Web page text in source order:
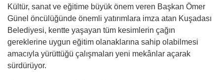
Kültür, sanat ve eğitime büyük önem veren Başkan Ömer
Günel öncülüğünde önemli yatırımlara imza atan Kuşadası
Belediyesi, kentte yaşayan tüm kesimlerin çağın
gereklerine uygun eğitim olanaklarına sahip olabilmesi
amacıyla yürüttüğü çalışmaları yeni mekânlar açarak
sürdürüyor.